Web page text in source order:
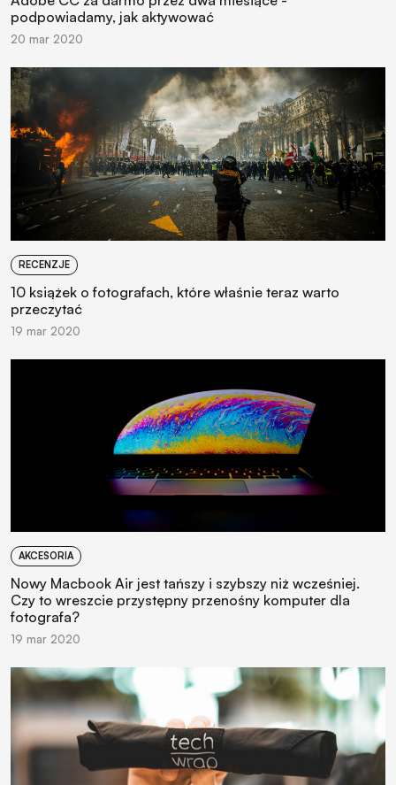
podpowiadamy, jak aktywować
20 mar 2020
RECENZJE
10 książek o fotografach, które właśnie teraz warto
przeczytać
19 mar 2020
AKCESORIA
Nowy Macbook Air jest tańszy i szybszy niż wcześniej.
Czy to wreszcie przystępny przenośny komputer dla
fotografa?
19 mar 2020